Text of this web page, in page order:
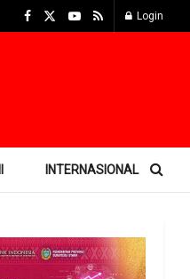
Login
INTERNASIONAL